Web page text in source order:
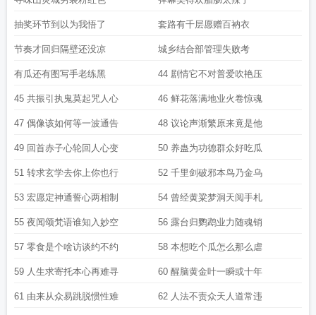
抽奖环节到以为我悟了 套路有千层愿赠百衲衣
节奏才回归隔壁还没凉 城乡结合部管理失败考
有瓜还有图写手老练黑 44 剧情它不对普爱吹艳压
45 共振引执鬼莫起咒人心 46 鲜花落满地业火卷惊魂
47 偶像该如何等一波通告 48 议论声渐繁原来竟是他
49 回首赤子心轮回人心变 50 养蛊为功德群众好吃瓜
51 转求玄学去你上你也行 52 千里剑破邪本鸟乃金乌
53 宏愿定神通誓心两相制 54 曾经黄粱梦洞天阅手札
55 夜闻颂梵语谁知入妙空 56 露台归鹦鹉业力随魂销
57 零食是个啥访谈约不约 58 本想吃个瓜怎么那么虐
59 人生求寄托本心再难寻 60 醒脑黄金叶一瞬或十年
61 由来从众易跳脱惯性难 62 人法不责众天人道常违